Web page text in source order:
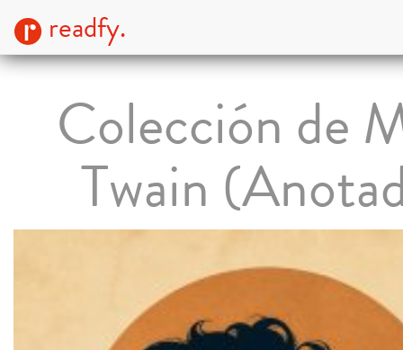
readfy.
Colección de
Twain